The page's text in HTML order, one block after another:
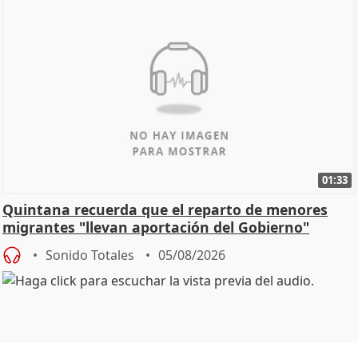
01:33
Quintana recuerda que el reparto de menores
migrantes "llevan aportación del Gobierno"
central
Sonido Totales 05/08/2026